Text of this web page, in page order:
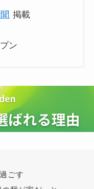
掲載
ン
ごす